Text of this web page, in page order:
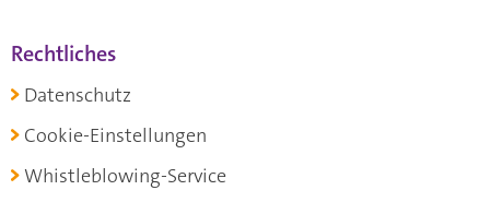
Rechtliches
Datenschutz
Cookie-Einstellungen
Whistleblowing-Service